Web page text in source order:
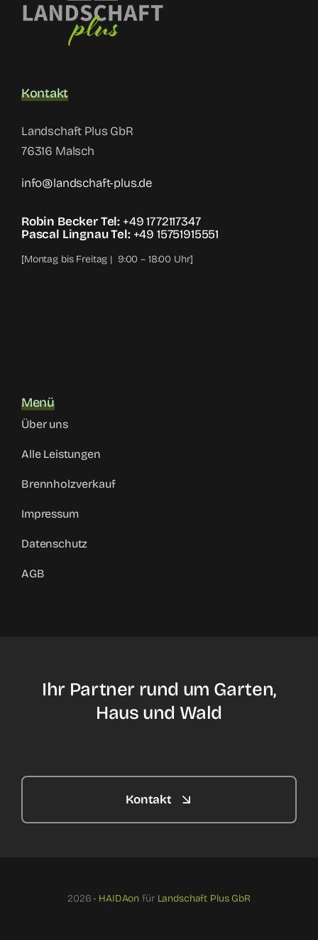
Kontakt
Landschaft Plus GbR
76316 Malsch
info@landschaft-plus.de
Robin Becker Tel: +49 1772117347
Pascal Lingnau Tel:+49 15751915551
[Montag bis Freitag | 9:00 – 18:00 Uhr]
Menü
Über uns
Alle Leistungen
Brennholzverkauf
Impressum
Datenschutz
AGB
Ihr Partner rund um Garten,
Haus und Wald
Kontakt
2026 • HAIDAon für Landschaft Plus GbR